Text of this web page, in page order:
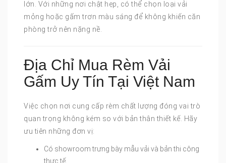
lớn. Với những nơi chật hẹp, có thể chọn loại vải
mỏng hoặc gấm trơn màu sáng để không khiến căn
phòng trở nên nặng nề.
Địa Chỉ Mua Rèm Vải
Gấm Uy Tín Tại Việt Nam
Việc chọn nơi cung cấp rèm chất lượng đóng vai trò
quan trọng không kém so với bản thân thiết kế. Hãy
ưu tiên những đơn vị:
Có showroom trưng bày mẫu vải và bản thi công
thực tế.